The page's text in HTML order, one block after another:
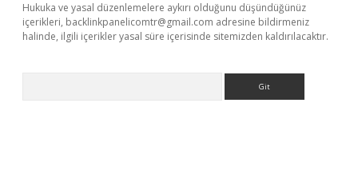
Hukuka ve yasal düzenlemelere aykırı olduğunu düşündüğünüz
içerikleri, backlinkpanelicomtr@gmail.com adresine bildirmeniz
halinde, ilgili içerikler yasal süre içerisinde sitemizden kaldırılacaktır.